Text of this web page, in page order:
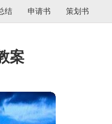
结 申请书 策划书
案